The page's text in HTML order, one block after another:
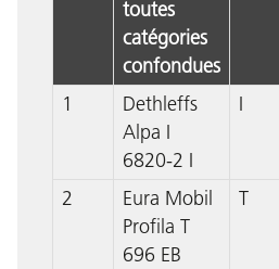
toutes
catégories
confondues
1
Dethleffs
Alpa I
6820-2 I
I
2
Eura Mobil
Profila T
696 EB
T